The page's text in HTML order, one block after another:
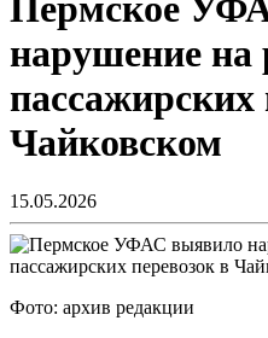
нарушение на
пассажирских
Чайковском
15.05.2026
Фото: архив редакции